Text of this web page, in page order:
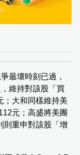
最壞時刻已過，
維持對該股「買
；大和同樣維持美
元；高盛將美團
則重申對該股「增